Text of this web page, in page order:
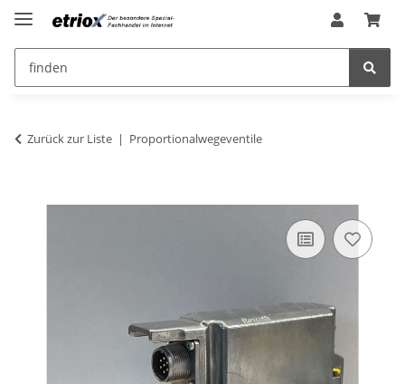
Zurück zur Liste Proportionalwegeventile